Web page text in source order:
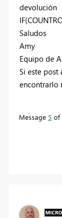
devolución
Saludos
Amy
Equipo de
Si este post
encontrarlo
Message 5 of